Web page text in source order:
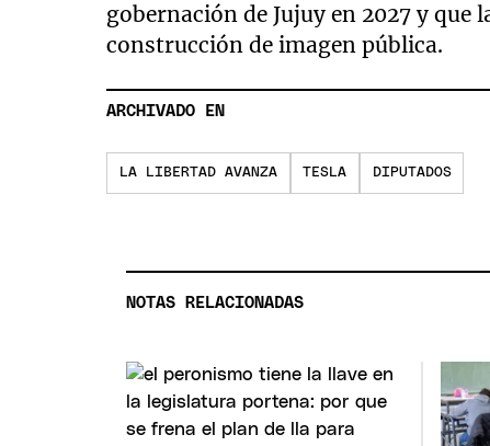
gobernación de Jujuy en 2027 y
construcción de imagen pública.
ARCHIVADO EN
LA LIBERTAD AVANZA TESLA DIPUTADOS
NOTAS RELACIONADAS